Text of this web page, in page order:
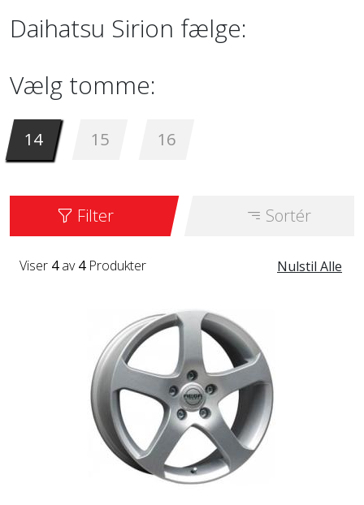
Daihatsu Sirion fælge:
Vælg tomme:
14 15 16
Filter Sortér
Nulstil Alle
Viser 4av4Produkter